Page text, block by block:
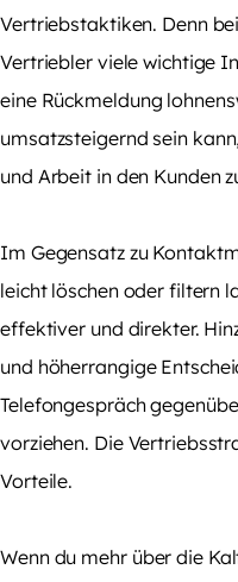
Vertriebstaktiken. Denn
Vertriebler viele wichtige
eine Rückmeldung
umsatzsteigernd sein
und Arbeit in den Kunden
Im Gegensatz zu
leicht löschen oder filtern
effektiver und direkter.
und höherrangige
Telefongespräch
vorziehen. Die
Vorteile.
Wenn du mehr über die